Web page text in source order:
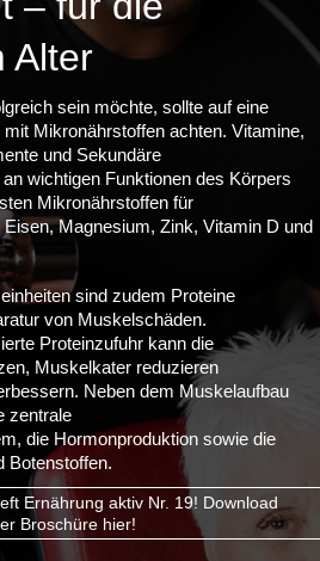
Alter
sein möchte, sollte auf eine
Mikronährstoffen achten. Vitamine,
und Sekundäre
wichtigen Funktionen des Körpers
Mikronährstoffen für
Magnesium, Zink, Vitamin D und
sind zudem Proteine
von Muskelschäden.
Proteinzufuhr kann die
Muskelkater reduzieren
Neben dem Muskelaufbau
zentrale
die Hormonproduktion sowie die
Botenstoffen.
Ernährung aktiv Nr. 19! Download
Broschüre hier!